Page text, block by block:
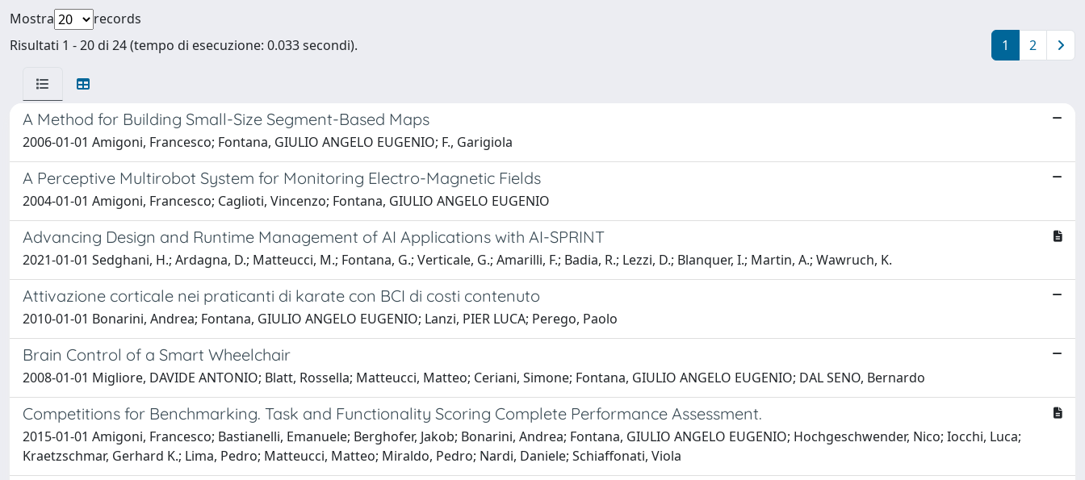
Mostra
records
Risultati 1 - 20 di 24 (tempo di esecuzione: 0.033 secondi).
1 2
A Method for Building Small-Size Segment-Based Maps
2006-01-01 Amigoni, Francesco; Fontana, GIULIO ANGELO EUGENIO; F., Garigiola
A Perceptive Multirobot System for Monitoring Electro-Magnetic Fields
2004-01-01 Amigoni, Francesco; Caglioti, Vincenzo; Fontana, GIULIO ANGELO EUGENIO
Advancing Design and Runtime Management of AI Applications with AI-SPRINT
2021-01-01 Sedghani, H.; Ardagna, D.; Matteucci, M.; Fontana, G.; Verticale, G.; Amarilli, F.; Badia, R.; Lezzi, D.; Blanquer, I.; Martin, A.; Wawruch, K.
Attivazione corticale nei praticanti di karate con BCI di costi contenuto
2010-01-01 Bonarini, Andrea; Fontana, GIULIO ANGELO EUGENIO; Lanzi, PIER LUCA; Perego, Paolo
Brain Control of a Smart Wheelchair
2008-01-01 Migliore, DAVIDE ANTONIO; Blatt, Rossella; Matteucci, Matteo; Ceriani, Simone; Fontana, GIULIO ANGELO EUGENIO; DAL SENO, Bernardo
Competitions for Benchmarking. Task and Functionality Scoring Complete Performance Assessment.
2015-01-01 Amigoni, Francesco; Bastianelli, Emanuele; Berghofer, Jakob; Bonarini, Andrea; Fontana, GIULIO ANGELO EUGENIO; Hochgeschwender, Nico; Iocchi, Luca;
Kraetzschmar, Gerhard K.; Lima, Pedro; Matteucci, Matteo; Miraldo, Pedro; Nardi, Daniele; Schiaffonati, Viola